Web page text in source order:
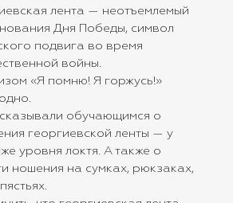
лента — неотъемлемый
Дня Победы, символ
подвига во время
войны.
«Я помню! Я горжусь!»
обучающимся о
георгиевской ленты — у
уровня локтя. А также о
ношения на сумках, рюкзаках,